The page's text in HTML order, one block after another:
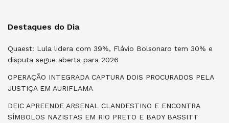
Destaques do Dia
Quaest: Lula lidera com 39%, Flávio Bolsonaro tem 30% e
disputa segue aberta para 2026
OPERAÇÃO INTEGRADA CAPTURA DOIS PROCURADOS PELA
JUSTIÇA EM AURIFLAMA
DEIC APREENDE ARSENAL CLANDESTINO E ENCONTRA
SÍMBOLOS NAZISTAS EM RIO PRETO E BADY BASSITT